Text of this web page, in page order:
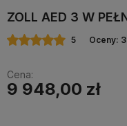
ZOLL AED 3 W
5 Oceny:
Cena:
9 948,00 zł